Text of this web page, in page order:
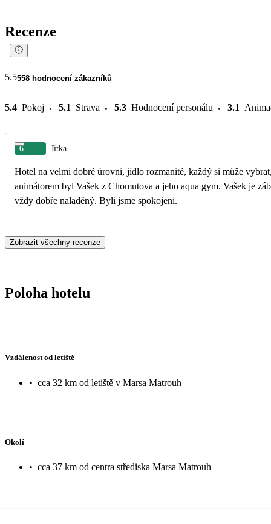
Recenze
5.5558 hodnocení zákazníků
5.4 Pokoj 5.1 Strava 5.3 Hodnocení personálu 3.1
6 Jitka
Hotel na velmi dobré úrovni, jídlo rozmanité, každý si může
animátorem byl Vašek z Chomutova a jeho aqua gym. Vašek je zábavný, komunikativní, přátelský a
vždy dobře naladěný. Byli jsme spokojeni.
Zobrazit všechny recenze
Poloha hotelu
Vzdálenost od letiště
• cca 32 km od letiště v Marsa Matrouh
Okolí
• cca 37 km od centra střediska Marsa Matrouh